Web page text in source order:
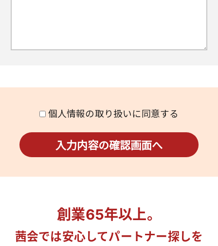
個人情報の取り扱いに同意する
創業65年以上。
茜会では安心してパートナー探しを